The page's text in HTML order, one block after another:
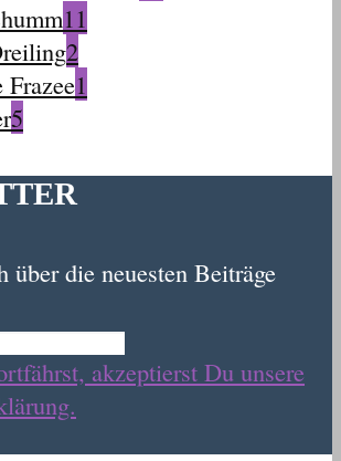
11
2
1
5
über die neuesten Beiträge
akzeptierst Du unsere